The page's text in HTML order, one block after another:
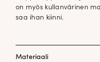
on myös kullanvärinen
saa ihan kiinni.
Materiaali